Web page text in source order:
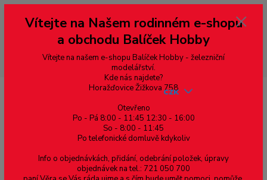
--- pro zákazníky ze Slovenska a jiných zemí, pokud chcete platit v eurech
přepněte si e-shop na euro 💶 pro přepočet měny - pravý horní roh ---
dobírky – pokud si z nějakého důvodu zásilku nevyzvednete, bude po
domluvě zaslána znovu s opětovnou platbou za poštovné, v opačném
případě bude zrušena a účet přidán na blacklist a rušeny následující
objednávky.
CZK
Vítejte na Našem rodinném e-shopu
a obchodu Balíček Hobby
Vítejte na našem e-shopu Balíček Hobby - železniční
modelářství.
Kde nás najdete?
Horažďovice Žižkova 758
Otevřeno
Po - Pá 8:00 - 11:45 12:30 - 16:00
So - 8:00 - 11:45
Po telefonické domluvě kdykoliv
Info o objednávkách, přidání, odebrání položek, úpravy
objednávek na tel.: 721 050 700